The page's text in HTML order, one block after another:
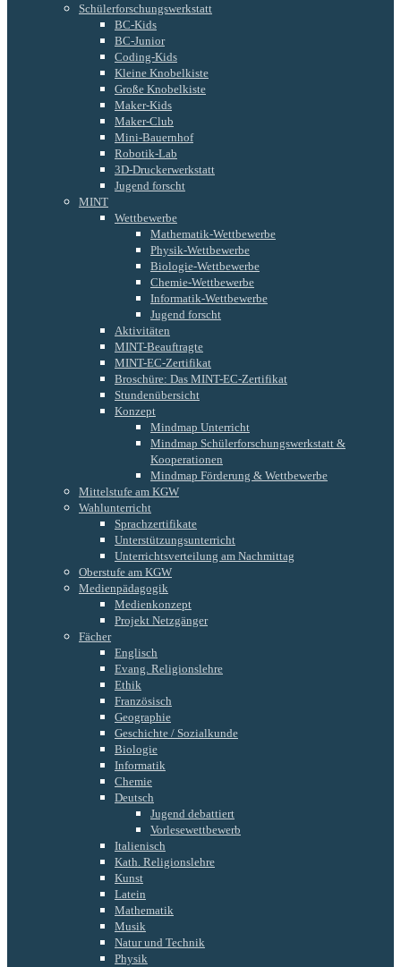
Schülerforschungswerkstatt
BC-Kids
BC-Junior
Coding-Kids
Kleine Knobelkiste
Große Knobelkiste
Maker-Kids
Maker-Club
Mini-Bauernhof
Robotik-Lab
3D-Druckerwerkstatt
Jugend forscht
MINT
Wettbewerbe
Mathematik-Wettbewerbe
Physik-Wettbewerbe
Biologie-Wettbewerbe
Chemie-Wettbewerbe
Informatik-Wettbewerbe
Jugend forscht
Aktivitäten
MINT-Beauftragte
MINT-EC-Zertifikat
Broschüre: Das MINT-EC-Zertifikat
Stundenübersicht
Konzept
Mindmap Unterricht
Mindmap Schülerforschungswerkstatt &
Kooperationen
Mindmap Förderung & Wettbewerbe
Mittelstufe am KGW
Wahlunterricht
Sprachzertifikate
Unterstützungsunterricht
Unterrichtsverteilung am Nachmittag
Oberstufe am KGW
Medienpädagogik
Medienkonzept
Projekt Netzgänger
Fächer
Englisch
Evang. Religionslehre
Ethik
Französisch
Geographie
Geschichte / Sozialkunde
Biologie
Informatik
Chemie
Deutsch
Jugend debattiert
Vorlesewettbewerb
Italienisch
Kath. Religionslehre
Kunst
Latein
Mathematik
Musik
Natur und Technik
Physik